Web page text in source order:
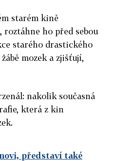
starém kině
roztáhne ho před sebou
starého drastického
mozek a zjišťují,
nakolik současná
která z kin
představí také